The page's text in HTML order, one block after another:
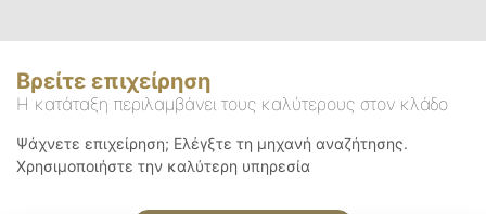
Βρείτε επιχείρηση
Η κατάταξη περιλαμβάνει τους καλύτερους στον κλάδο
Ψάχνετε επιχείρηση; Ελέγξτε τη μηχανή αναζήτησης.
Χρησιμοποιήστε την καλύτερη υπηρεσία